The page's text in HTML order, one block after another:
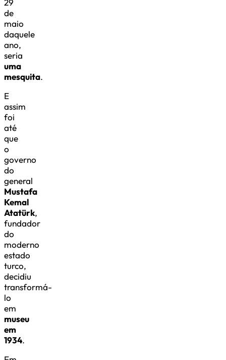
de
maio
daquele
ano,
seria
uma
mesquita.
E
assim
foi
até
que
o
governo
do
general
Mustafa
Kemal
Atatürk,
fundador
do
moderno
estado
turco,
decidiu
transformá-
lo
em
museu
em
1934.